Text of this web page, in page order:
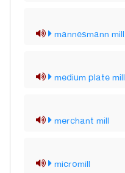
mannesmann mill
medium plate mill
merchant mill
micromill